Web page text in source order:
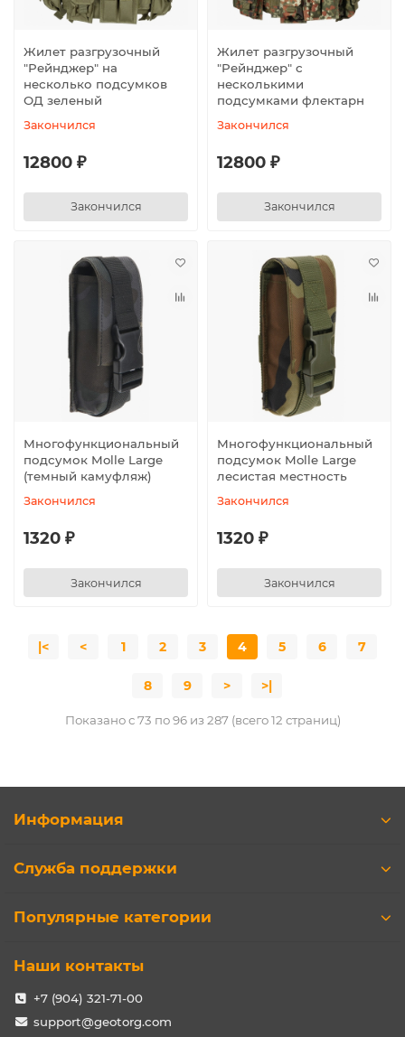
Жилет разгрузочный
"Рейнджер" на
несколько подсумков
ОД зеленый
Закончился
12800 ₽
Закончился
Жилет разгрузочный
"Рейнджер" с
несколькими
подсумками флектарн
Закончился
12800 ₽
Закончился
Многофункциональный
подсумок Molle Large
(темный камуфляж)
Закончился
1320 ₽
Закончился
Многофункциональный
подсумок Molle Large
лесистая местность
Закончился
1320 ₽
Закончился
|< < 1 2 3 4 5 6 7
8 9 > >|
Показано с 73 по 96 из 287 (всего 12 страниц)
Информация
Служба поддержки
Популярные категории
Наши контакты
+7 (904) 321-71-00
support@geotorg.com